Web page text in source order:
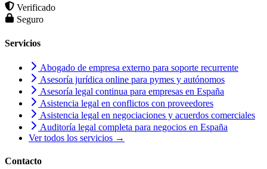
Verificado
Seguro
Servicios
Abogado de empresa externo para soporte recurrente
Asesoría jurídica online para pymes y autónomos
Asesoría legal continua para empresas en España
Asistencia legal en conflictos con proveedores
Asistencia legal en negociaciones y acuerdos comerciales
Auditoría legal completa para negocios en España
Ver todos los servicios →
Contacto